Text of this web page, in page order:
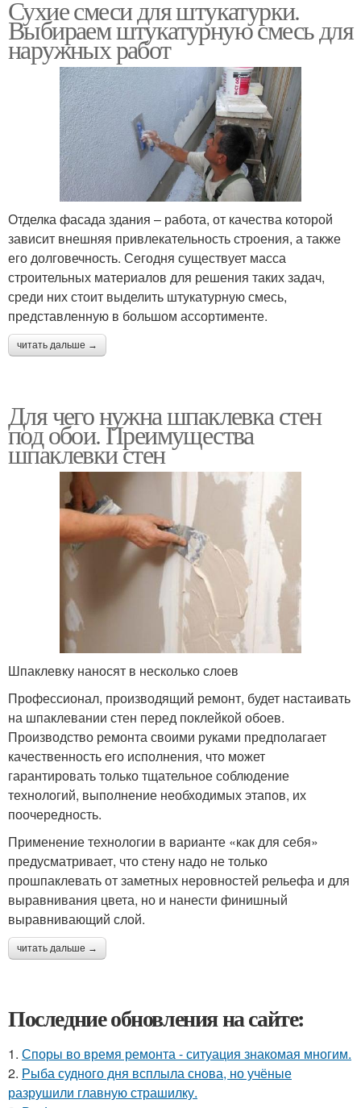
Сухие смеси для штукатурки.
Выбираем штукатурную смесь для
наружных работ
Отделка фасада здания – работа, от качества которой
зависит внешняя привлекательность строения, а также
его долговечность. Сегодня существует масса
строительных материалов для решения таких задач,
среди них стоит выделить штукатурную смесь,
представленную в большом ассортименте.
читать дальше →
Для чего нужна шпаклевка стен
под обои. Преимущества
шпаклевки стен
Шпаклевку наносят в несколько слоев
Профессионал, производящий ремонт, будет настаивать
на шпаклевании стен перед поклейкой обоев.
Производство ремонта своими руками предполагает
качественность его исполнения, что может
гарантировать только тщательное соблюдение
технологий, выполнение необходимых этапов, их
поочередность.
Применение технологии в варианте «как для себя»
предусматривает, что стену надо не только
прошпаклевать от заметных неровностей рельефа и для
выравнивания цвета, но и нанести финишный
выравнивающий слой.
читать дальше →
Последние обновления на сайте:
1. Споры во время ремонта - ситуация знакомая многим.
2. Рыба судного дня всплыла снова, но учёные
разрушили главную страшилку.